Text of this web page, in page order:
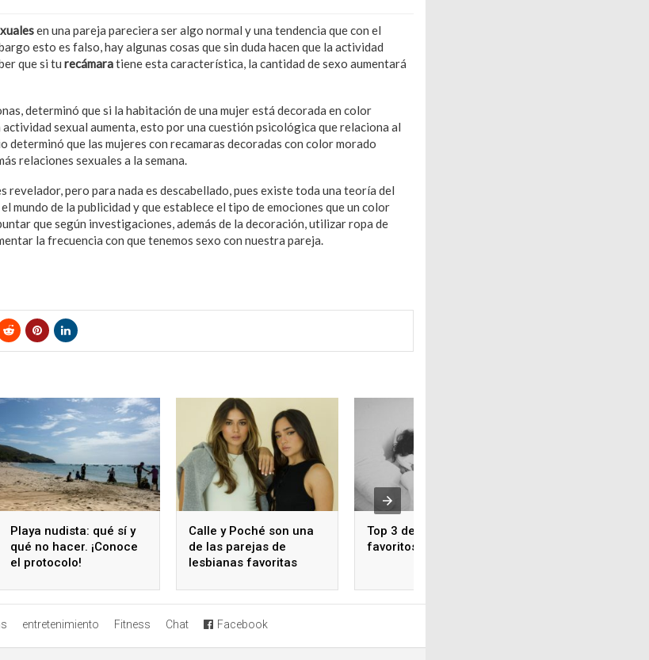
en una pareja pareciera ser algo normal y una tendencia que con el
esto es falso, hay algunas cosas que sin duda hacen que la actividad
que si tu recámaratiene esta característica, la cantidad de sexo aumentará
determinó que si la habitación de una mujer está decorada en color
sexual aumenta, esto por una cuestión psicológica que relaciona al
determinó que las mujeres con recamaras decoradas con color morado
relaciones sexuales a la semana.
revelador, pero para nada es descabellado, pues existe toda una teoría del
mundo de la publicidad y que establece el tipo de emociones que un color
que según investigaciones, además de la decoración, utilizar ropa de
la frecuencia con que tenemos sexo con nuestra pareja.
Playa nudista: qué sí y
qué no hacer. ¡Conoce
el protocolo!
Calle y Poché son una
de las parejas de
lesbianas favoritas
Top 3 de juguetes
favoritos
entretenimiento Fitness Chat Facebook